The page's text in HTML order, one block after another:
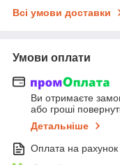
Всі умови доставки
Умови оплати
Ви отримаєте
або гроші
Детальніше
Оплата на рахунок